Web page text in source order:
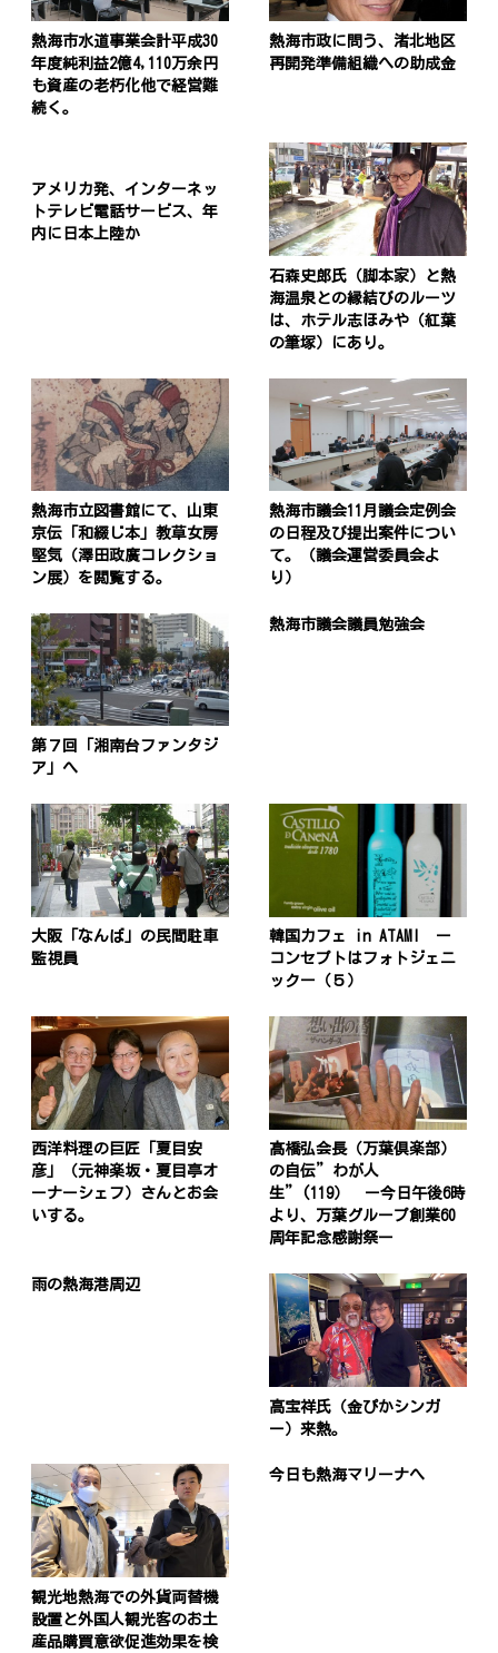
熱海市水道事業会計平成30
年度純利益2億4,110万余円
も資産の老朽化他で経営難
続く。
熱海市政に問う、渚北地区
再開発準備組織への助成金
アメリカ発、インターネッ
トテレビ電話サービス、年
内に日本上陸か
石森史郎氏（脚本家）と熱
海温泉との縁結びのルーツ
は、ホテル志ほみや（紅葉
の筆塚）にあり。
熱海市立図書館にて、山東
京伝「和綴じ本」教草女房
堅気（澤田政廣コレクショ
ン展）を閲覧する。
熱海市議会11月議会定例会
の日程及び提出案件につい
て。（議会運営委員会よ
り）
第７回「湘南台ファンタジ
ア」へ
熱海市議会議員勉強会
大阪「なんば」の民間駐車
監視員
韓国カフェ in ATAMI ー
コンセプトはフォトジェニ
ックー（５）
西洋料理の巨匠「夏目安
彦」（元神楽坂・夏目亭オ
ーナーシェフ）さんとお会
いする。
髙橋弘会長（万葉倶楽部）
の自伝”わが人
生”(119） ー今日午後6時
より、万葉グループ創業60
周年記念感謝祭ー
雨の熱海港周辺
高宝祥氏（金ぴかシンガ
ー）来熱。
観光地熱海での外貨両替機
設置と外国人観光客のお土
産品購買意欲促進効果を検
今日も熱海マリーナへ